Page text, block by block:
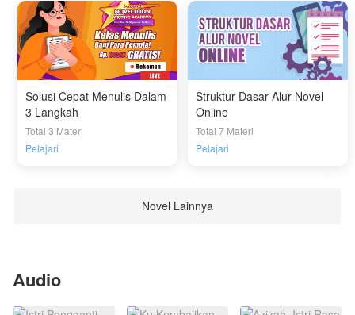
Solusi Cepat Menulis Dalam
3 Langkah
Total 3 Materi
Pelajari
Struktur Dasar Alur Novel
Online
Total 7 Materi
Pelajari
Novel Lainnya
Audio